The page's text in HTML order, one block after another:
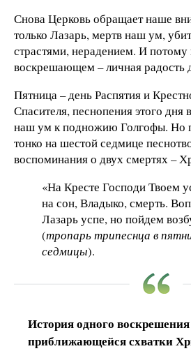
Снова Церковь обращает наше
только Лазарь, мертв наш ум,
страстями, нерадением. И потому
воскрешающем – личная радость
Пятница – день Распятия и
Спасителя, песнопения этого дня
наш ум к подножию Голгофы. Но
тонко на шестой седмице
воспоминания о двух смертях –
«На Кресте Господи Твоем
на сон, Владыко, смерть.
Лазарь успе, но пойдем
(тропарь трипеснца в
седмицы).
История одного
приближающейся схватки